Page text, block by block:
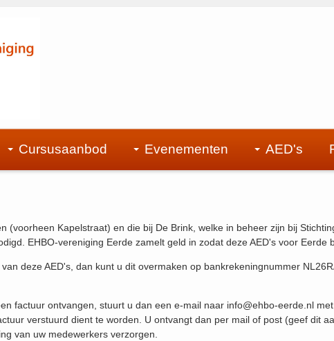
Cursusaanbod Evenementen AED's
(voorheen Kapelstraat) en die bij De Brink, welke in beheer zijn bij
EHBO-vereniging Eerde zamelt geld in zodat deze AED's voor Eerde
deze AED's, dan kunt u dit overmaken op bankrekeningnummer
factuur ontvangen, stuurt u dan een e-mail naar info@ehbo-eerde.nl
verstuurd dient te worden. U ontvangt dan per mail of post (geef dit
van uw medewerkers verzorgen.